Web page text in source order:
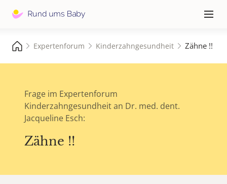
≡
Expertenforum Kinderzahngesundheit Zähne !!
Frage im Expertenforum
Kinderzahngesundheit an Dr. med. dent.
Jacqueline Esch:
Zähne !!